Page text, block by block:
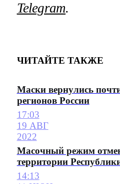
Telegram.
ЧИТАЙТЕ ТАКЖЕ
Маски вернулись
регионов России
17:03
19 АВГ
2022
Масочный режим
территории
14:13